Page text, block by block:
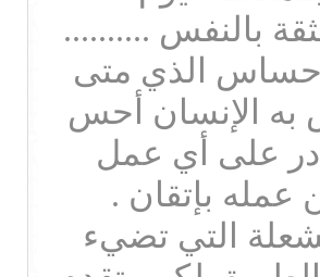
بالنفس ..........
الذي متى
به الإنسان أحس
على أي عمل
عمله بإتقان .
التي تضيء